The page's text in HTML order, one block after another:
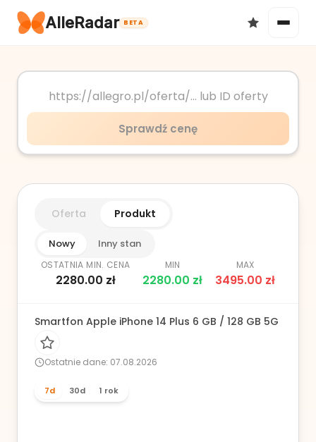
AlleRadar BETA
Okazje
Sprawdź cenę
Oferta Produkt
Nowy Inny stan
OSTATNIA MIN. CENA
2280.00 zł
MIN
2280.00 zł
MAX
3495.00 zł
Smartfon Apple iPhone 14 Plus 6 GB / 128 GB 5G czarny
Ostatnie dane: 07.08.2026
7d 30d 1 rok